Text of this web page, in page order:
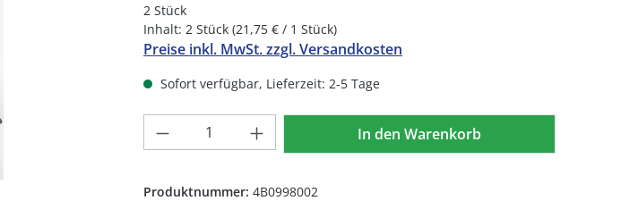
2 Stück
Inhalt: 2 Stück (21,75 € / 1 Stück)
Preise inkl. MwSt. zzgl. Versandkosten
Sofort verfügbar, Lieferzeit: 2-5 Tage
Produkt Anzahl: Gib den gewünschten Wert
In den Warenkorb
Produktnummer: 4B0998002